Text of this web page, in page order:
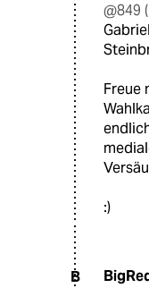
@849
Freue
:)
B